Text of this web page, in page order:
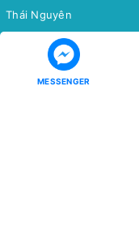
Thái Nguyên
Tour Miền Nam
MESSENGER